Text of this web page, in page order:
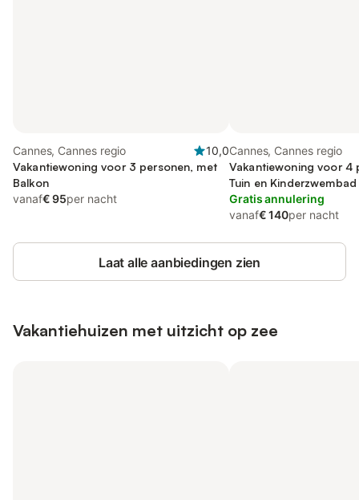
Cannes, Cannes regio
10,0
Vakantiewoning voor 3 personen, met
Balkon
vanaf€ 95per nacht
Cannes, Cannes regio
Vakantiewoning voor 4
Tuin en Kinderzwembad
Gratis annulering
vanaf€ 140per nacht
Laat alle aanbiedingen zien
Vakantiehuizen met uitzicht op zee